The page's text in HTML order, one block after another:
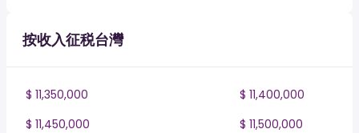
按收入征税台灣
$ 11,350,000
$ 11,400,000
$ 11,450,000
$ 11,500,000